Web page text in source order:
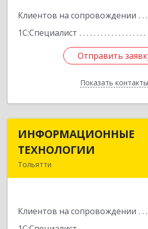
Клиентов на сопровождении
1С:Специалист
Отправить
Показать контакты
Отправить
Назад
ИНФОРМАЦИОННЫЕ
ТЕХНОЛОГИИ
Тольятти
Клиентов на сопровождении